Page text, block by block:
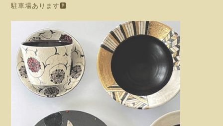
駐車場あります🅿️